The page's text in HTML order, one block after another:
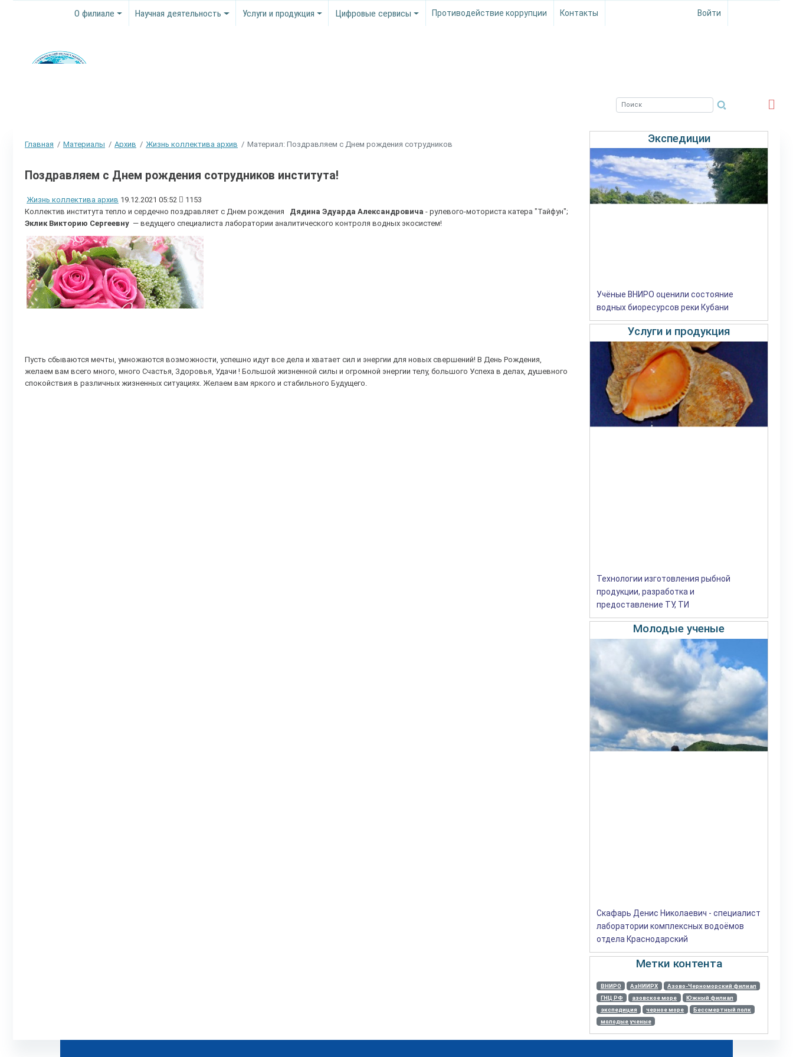
О филиале Научная деятельность Услуги и продукция Цифровые сервисы Противодействие коррупции Контакты Войти
Главная Материалы Архив Жизнь коллектива архив Материал: Поздравляем с Днем рождения сотрудников
Поздравляем с Днем рождения сотрудников института!
Жизнь коллектива архив 19.12.2021 05:52
1153
Коллектив института тепло и сердечно поздравляет с Днем рождения Дядина Эдуарда Александровича - рулевого-моториста катера "Тайфун";
Эклик Викторию Сергеевну — ведущего специалиста лаборатории аналитического контроля водных экосистем!
Пусть сбываются мечты, умножаются возможности, успешно идут все дела и хватает сил и энергии для новых свершений! В День Рождения,
желаем вам всего много, много Счастья, Здоровья, Удачи ! Большой жизненной силы и огромной энергии телу, большого Успеха в делах, душевного
спокойствия в различных жизненных ситуациях. Желаем вам яркого и стабильного Будущего.
Экспедиции
Учёные ВНИРО оценили состояние
водных биоресурсов реки Кубани
Услуги и продукция
Технологии изготовления рыбной
продукции, разработка и
предоставление ТУ, ТИ
Молодые ученые
Скафарь Денис Николаевич - специалист
лаборатории комплексных водоёмов
отдела Краснодарский
Метки контента
ВНИРО АзНИИРХ
Азово-Черноморский филиал
ГНЦ РФ
азовское море
Южный филиал
экспедиция
черное море
Бессмертный полк
молодые ученые